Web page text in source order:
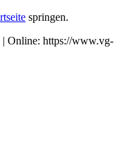
springen.
| Online: https://www.vg-